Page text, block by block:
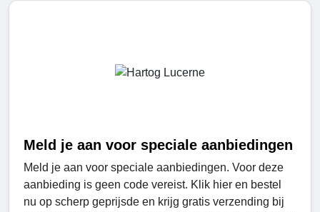
Meld je aan voor speciale aanbiedingen
Meld je aan voor speciale aanbiedingen. Voor deze
aanbieding is geen code vereist. Klik hier en bestel
nu op scherp geprijsde en krijg gratis verzending bij